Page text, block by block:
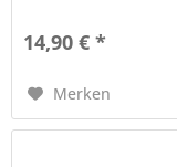
14,90 € *
Merken